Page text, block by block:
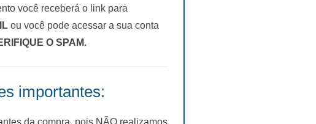
você receberá o link para
ou você pode acessar a sua conta
O SPAM.
importantes:
da compra, pois NÃO realizamos